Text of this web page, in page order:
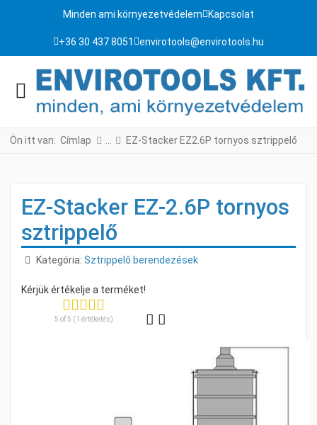
Minden ami környezetvédelem Kapcsolat
+36 30 437 8051 envirotools@envirotools.hu
Ön itt van: Címlap EZ-Stacker EZ2.6P tornyos sztrippelő
EZ-Stacker EZ-2.6P tornyos
sztrippelő
Részletek
Kategória: Sztrippelő berendezések
5 of 5 (1 értékelés)